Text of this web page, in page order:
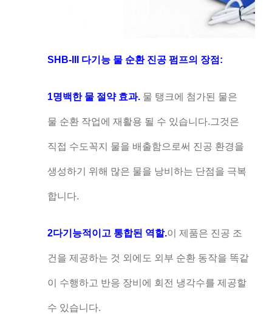
SHB-III 다기능 물 순환 진공 펌프의 장점:
1명백한 물 절약 효과. 물 탱크에 첨가된 물은
물 순환 작업에 재활용 될 수 있습니다.그것은
직접 수도꼭지 물을 배출함으로써 진공 환경을
생성하기 위해 많은 물을 낭비하는 단점을 극복
합니다.
2다기능적이고 통합된 역할.이 제품은 진공 조
건을 제공하는 것 외에도 외부 순환 동작을 똑같
이 수행하고 반응 장비에 회전 냉각수를 제공할
수 있습니다.